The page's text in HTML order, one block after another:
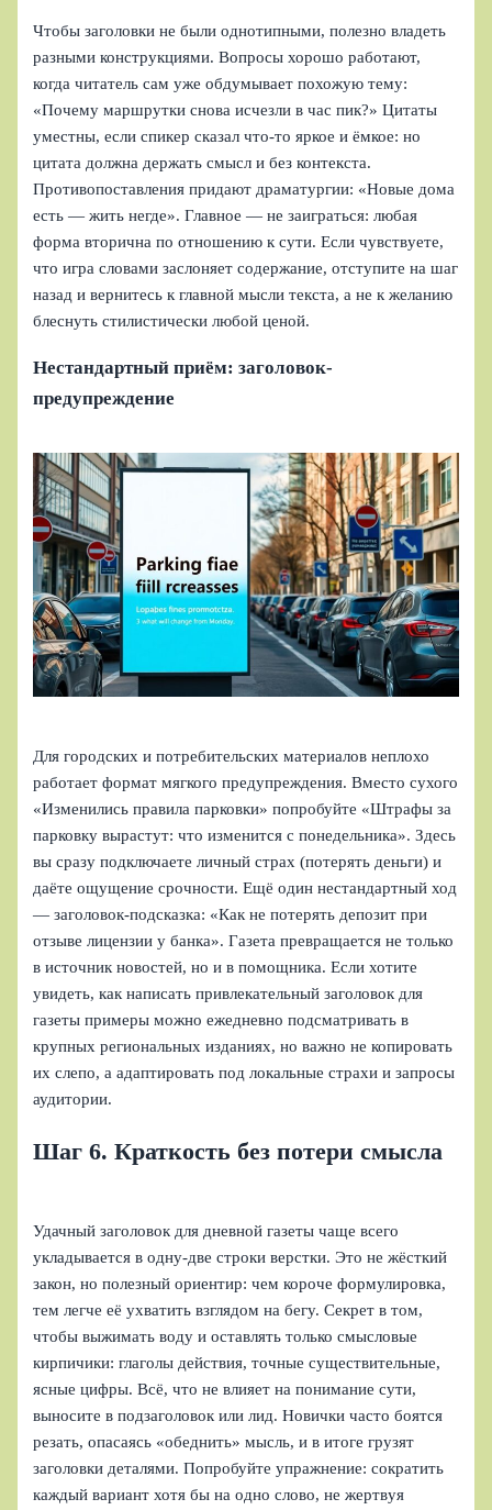
Чтобы заголовки не были однотипными, полезно владеть
разными конструкциями. Вопросы хорошо работают,
когда читатель сам уже обдумывает похожую тему:
«Почему маршрутки снова исчезли в час пик?» Цитаты
уместны, если спикер сказал что-то яркое и ёмкое: но
цитата должна держать смысл и без контекста.
Противопоставления придают драматургии: «Новые дома
есть — жить негде». Главное — не заиграться: любая
форма вторична по отношению к сути. Если чувствуете,
что игра словами заслоняет содержание, отступите на шаг
назад и вернитесь к главной мысли текста, а не к желанию
блеснуть стилистически любой ценой.
Нестандартный приём: заголовок-
предупреждение
Для городских и потребительских материалов неплохо
работает формат мягкого предупреждения. Вместо сухого
«Изменились правила парковки» попробуйте «Штрафы за
парковку вырастут: что изменится с понедельника». Здесь
вы сразу подключаете личный страх (потерять деньги) и
даёте ощущение срочности. Ещё один нестандартный ход
— заголовок-подсказка: «Как не потерять депозит при
отзыве лицензии у банка». Газета превращается не только
в источник новостей, но и в помощника. Если хотите
увидеть, как написать привлекательный заголовок для
газеты примеры можно ежедневно подсматривать в
крупных региональных изданиях, но важно не копировать
их слепо, а адаптировать под локальные страхи и запросы
аудитории.
Шаг 6. Краткость без потери смысла
Удачный заголовок для дневной газеты чаще всего
укладывается в одну-две строки верстки. Это не жёсткий
закон, но полезный ориентир: чем короче формулировка,
тем легче её ухватить взглядом на бегу. Секрет в том,
чтобы выжимать воду и оставлять только смысловые
кирпичики: глаголы действия, точные существительные,
ясные цифры. Всё, что не влияет на понимание сути,
выносите в подзаголовок или лид. Новички часто боятся
резать, опасаясь «обеднить» мысль, и в итоге грузят
заголовки деталями. Попробуйте упражнение: сократить
каждый вариант хотя бы на одно слово, не жертвуя